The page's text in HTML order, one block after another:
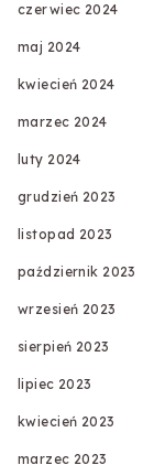
czerwiec 2024
maj 2024
kwiecień 2024
marzec 2024
luty 2024
grudzień 2023
listopad 2023
październik 2023
wrzesień 2023
sierpień 2023
lipiec 2023
kwiecień 2023
marzec 2023